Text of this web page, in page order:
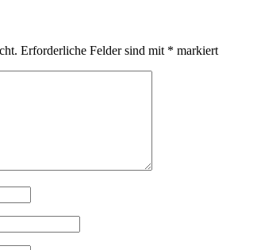
Erforderliche Felder sind mit * markiert